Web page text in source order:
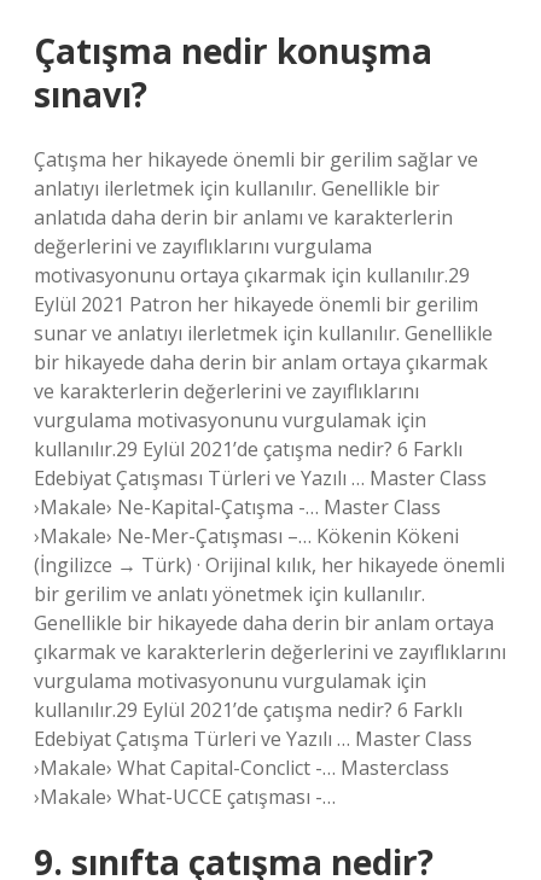
Çatışma nedir konuşma
sınavı?
Çatışma her hikayede önemli bir gerilim sağlar ve
anlatıyı ilerletmek için kullanılır. Genellikle bir
anlatıda daha derin bir anlamı ve karakterlerin
değerlerini ve zayıflıklarını vurgulama
motivasyonunu ortaya çıkarmak için kullanılır.29
Eylül 2021 Patron her hikayede önemli bir gerilim
sunar ve anlatıyı ilerletmek için kullanılır. Genellikle
bir hikayede daha derin bir anlam ortaya çıkarmak
ve karakterlerin değerlerini ve zayıflıklarını
vurgulama motivasyonunu vurgulamak için
kullanılır.29 Eylül 2021’de çatışma nedir? 6 Farklı
Edebiyat Çatışması Türleri ve Yazılı … Master Class
›Makale› Ne-Kapital-Çatışma -… Master Class
›Makale› Ne-Mer-Çatışması –… Kökenin Kökeni
(İngilizce → Türk) · Orijinal kılık, her hikayede önemli
bir gerilim ve anlatı yönetmek için kullanılır.
Genellikle bir hikayede daha derin bir anlam ortaya
çıkarmak ve karakterlerin değerlerini ve zayıflıklarını
vurgulama motivasyonunu vurgulamak için
kullanılır.29 Eylül 2021’de çatışma nedir? 6 Farklı
Edebiyat Çatışma Türleri ve Yazılı … Master Class
›Makale› What Capital-Conclict -… Masterclass
›Makale› What-UCCE çatışması -…
9. sınıfta çatışma nedir?